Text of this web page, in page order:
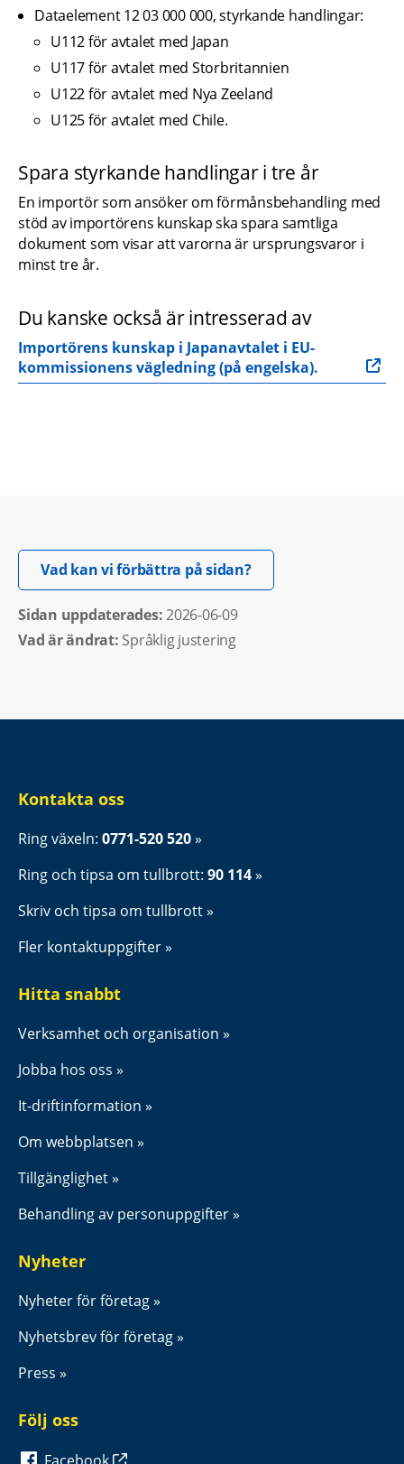
Dataelement 12 03 000 000, styrkande handlingar:
U112 för avtalet med Japan
U117 för avtalet med Storbritannien
U122 för avtalet med Nya Zeeland
U125 för avtalet med Chile.
Spara styrkande handlingar i tre år
En importör som ansöker om förmånsbehandling med
stöd av importörens kunskap ska spara samtliga
dokument som visar att varorna är ursprungsvaror i
minst tre år.
Du kanske också är intresserad av
Importörens kunskap i Japanavtalet i EU-
kommissionens vägledning (på engelska).
Vad kan vi förbättra på sidan?Öppnas i nytt fönster.
Sidan uppdaterades: 2026-06-09
Vad är ändrat: Språklig justering
Kontakta oss
Ring växeln: 0771-520 520
Ring och tipsa om tullbrott: 90 114
Skriv och tipsa om tullbrott
Fler kontaktuppgifter
Hitta snabbt
Verksamhet och organisation
Jobba hos oss
It-driftinformation
Om webbplatsen
Tillgänglighet
Behandling av personuppgifter
Nyheter
Nyheter för företag
Nyhetsbrev för företag
Press
Följ oss